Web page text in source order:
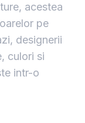
acestea
pe
designerii
culori si
intr-o